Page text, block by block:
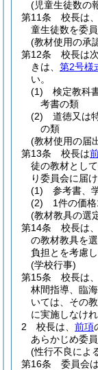
(児童生徒数の
第11条
校長は
童生徒数を委
(教材使用の承
第12条
校長は
きは、 第2号様
い。
(1)
検定教科
考書の類
(2)
道徳又は
の類
(教材使用の届
第13条
校長は
徒の教材とし
り委員会に届
(1)
参考書、
(2)
1件の価
(教材教具の選
第14条
校長は
の教材教具を
負担とを考慮
(学校行事)
第15条
校長は
林間指導、臨
いては、その
に実施しなけ
2
校長は、 前項
あらかじめ委
(性行不良によ
第16条
委員会